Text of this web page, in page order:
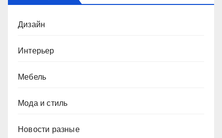
Дизайн
Интерьер
Мебель
Мода и стиль
Новости разные